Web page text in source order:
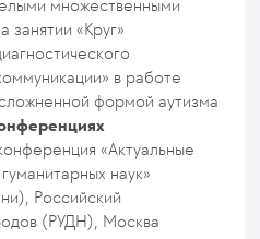
множественными
занятии «Круг»
в работе
формой аутизма
«Актуальные
наук»
Российский
(РУДН), Москва